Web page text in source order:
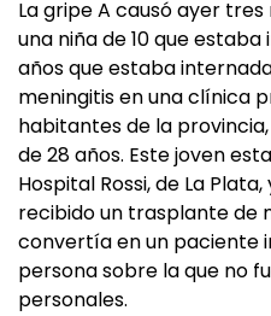
La gripe A causó ayer
una niña de 10 que
años que estaba
meningitis en una clínica
habitantes de la
de 28 años. Este joven
Hospital Rossi, de La
recibido un trasplante de
convertía en un paciente
persona sobre la que no
personales.